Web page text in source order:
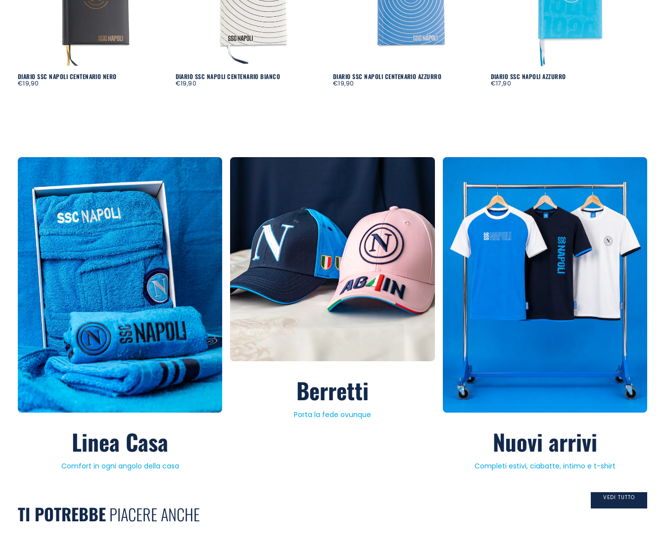
DIARIO SSC NAPOLI CENTENARIO NERO
REGULAR
€19,90
DIARIO SSC NAPOLI CENTENARIO BIANCO
REGULAR
€19,90
DIARIO SSC NAPOLI CENTENARIO AZZURRO
REGULAR
€19,90
DIARIO SSC NAPOLI AZZURRO
REGULAR
€17,90
Linea Casa
Comfort in ogni angolo della casa
Berretti
Porta la fede ovunque
Nuovi arrivi
Completi estivi, ciabatte, intimo e t-shirt
TI POTREBBEPIACERE ANCHE
VEDI TUTTO